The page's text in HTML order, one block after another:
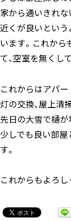
家から通いきれな
近くが良いとい
います。これか
て、空室を無くし
これからはアパー
灯の交換、屋上清
先日の大雪で樋が
少しでも良い部
す。
これからもよろし